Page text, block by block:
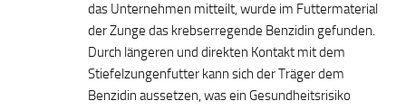
das Unternehmen mitteilt, wurde im Futtermaterial
der Zunge das krebserregende Benzidin gefunden.
Durch längeren und direkten Kontakt mit dem
Stiefelzungenfutter kann sich der Träger dem
Benzidin aussetzen, was ein Gesundheitsrisiko